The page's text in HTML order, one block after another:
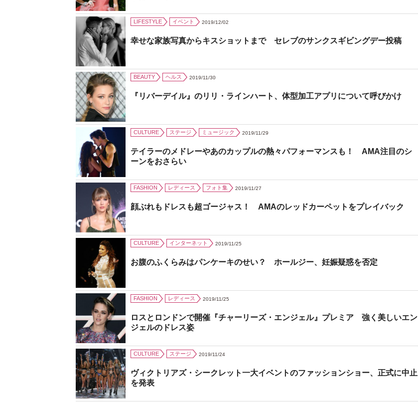
LIFESTYLE イベント 2019/12/02
幸せな家族写真からキスショットまで セレブのサンクスギビングデー投稿
BEAUTY ヘルス 2019/11/30
『リバーデイル』のリリ・ラインハート、体型加工アプリについて呼びかけ
CULTURE ステージ ミュージック 2019/11/29
テイラーのメドレーやあのカップルの熱々パフォーマンスも！ AMA注目のシ
ーンをおさらい
FASHION レディース フォト集 2019/11/27
顔ぶれもドレスも超ゴージャス！ AMAのレッドカーペットをプレイバック
CULTURE インターネット 2019/11/25
お腹のふくらみはパンケーキのせい？ ホールジー、妊娠疑惑を否定
FASHION レディース 2019/11/25
ロスとロンドンで開催『チャーリーズ・エンジェル』プレミア 強く美しいエン
ジェルのドレス姿
CULTURE ステージ 2019/11/24
ヴィクトリアズ・シークレット一大イベントのファッションショー、正式に中止
を発表